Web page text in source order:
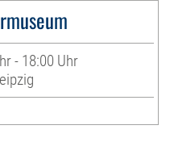
- 18:00 Uhr